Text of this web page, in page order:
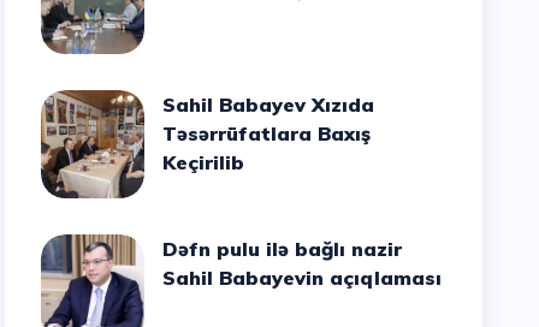
Sahil Babayev Xızıda
Təsərrüfatlara Baxış
Keçirilib
Dəfn pulu ilə bağlı nazir
Sahil Babayevin açıqlaması